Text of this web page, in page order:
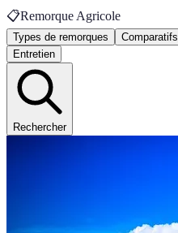
📋Remorque Agricole
Types de remorques Comparatifs
Entretien
Rechercher